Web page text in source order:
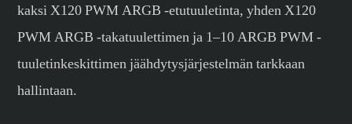
kaksi X120 PWM ARGB -etutuuletinta, yhden X120
PWM ARGB -takatuulettimen ja 1–10 ARGB PWM -
tuuletinkeskittimen jäähdytysjärjestelmän tarkkaan
hallintaan.